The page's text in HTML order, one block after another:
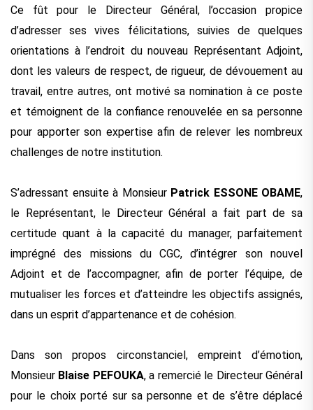
Ce fût pour le Directeur Général, l’occasion propice
d’adresser ses vives félicitations, suivies de quelques
orientations à l’endroit du nouveau Représentant Adjoint,
dont les valeurs de respect, de rigueur, de dévouement au
travail, entre autres, ont motivé sa nomination à ce poste
et témoignent de la confiance renouvelée en sa personne
pour apporter son expertise afin de relever les nombreux
challenges de notre institution.
S’adressant ensuite à Monsieur Patrick ESSONE OBAME,
le Représentant, le Directeur Général a fait part de sa
certitude quant à la capacité du manager, parfaitement
imprégné des missions du CGC, d’intégrer son nouvel
Adjoint et de l’accompagner, afin de porter l’équipe, de
mutualiser les forces et d’atteindre les objectifs assignés,
dans un esprit d’appartenance et de cohésion.
Dans son propos circonstanciel, empreint d’émotion,
Monsieur Blaise PEFOUKA, a remercié le Directeur Général
pour le choix porté sur sa personne et de s’être déplacé